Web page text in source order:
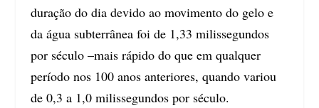
duração do dia devido ao movimento do gelo e
da água subterrânea foi de 1,33 milissegundos
por século –mais rápido do que em qualquer
período nos 100 anos anteriores, quando variou
de 0,3 a 1,0 milissegundos por século.